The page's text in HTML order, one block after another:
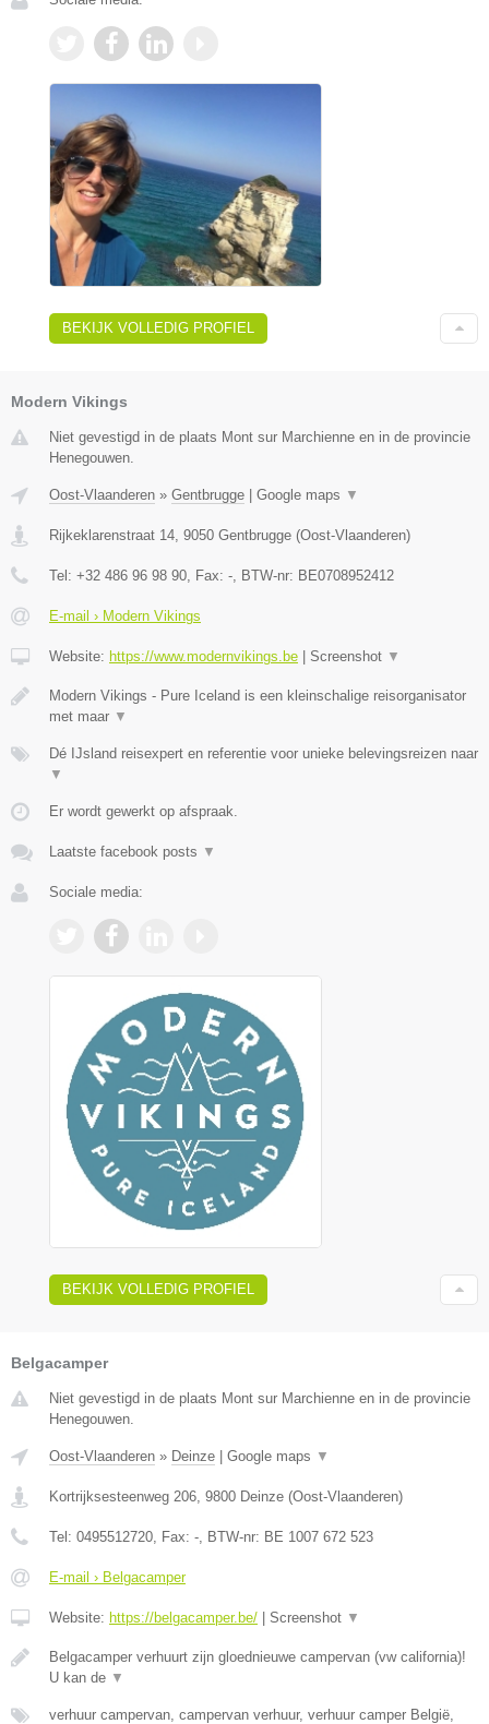
BEKIJK VOLLEDIG PROFIEL
Modern Vikings
Niet gevestigd in de plaats Mont sur Marchienne en in de provincie
Henegouwen.
Oost-Vlaanderen » Gentbrugge Google maps ▼
Rijkeklarenstraat 14, 9050 Gentbrugge (Oost-Vlaanderen)
Tel: +32 486 96 98 90, Fax: -, BTW-nr: BE0708952412
E-mail › Modern Vikings
Website: https://www.modernvikings.be Screenshot ▼
Modern Vikings - Pure Iceland is een kleinschalige reisorganisator
met maar ▼
Dé IJsland reisexpert en referentie voor unieke belevingsreizen naar
▼
Er wordt gewerkt op afspraak.
Laatste facebook posts ▼
Sociale media:
BEKIJK VOLLEDIG PROFIEL
Belgacamper
Niet gevestigd in de plaats Mont sur Marchienne en in de provincie
Henegouwen.
Oost-Vlaanderen » Deinze Google maps ▼
Kortrijksesteenweg 206, 9800 Deinze (Oost-Vlaanderen)
Tel: 0495512720, Fax: -, BTW-nr: BE 1007 672 523
E-mail › Belgacamper
Website: https://belgacamper.be/ Screenshot ▼
Belgacamper verhuurt zijn gloednieuwe campervan (vw california)!
U kan de ▼
verhuur campervan, campervan verhuur, verhuur camper België,